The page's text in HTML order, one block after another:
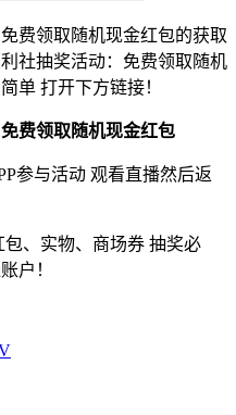
费领取随机现金红包的获取
社抽奖活动：免费领取随机
单 打开下方链接！
费领取随机现金红包
参与活动 观看直播然后返
、实物、商场券 抽奖必
户！